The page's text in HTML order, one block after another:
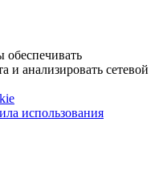
и анализировать сетевой
использования